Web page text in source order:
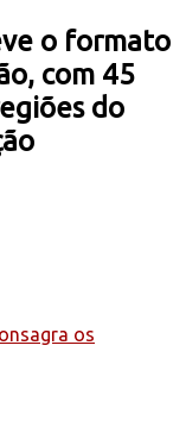
o formato
com 45
do